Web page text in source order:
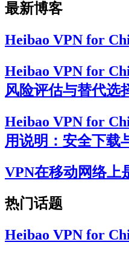
最新博客
Heibao VPN for
Heibao VPN for
风险评估与替代选
Heibao VPN for
用说明：安全下载
VPN在移动网络上
热门话题
Heibao VPN for